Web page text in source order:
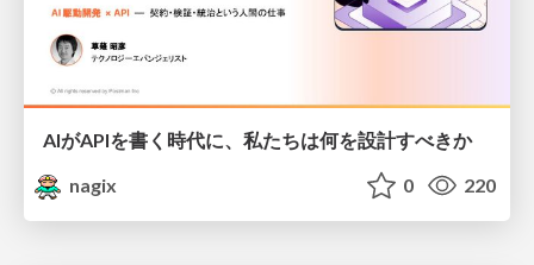
AIがAPIを書く時代に、私たちは何を設計すべきか
nagix
0 220